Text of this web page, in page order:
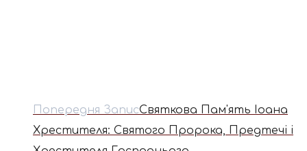
Попередня ЗаписСвяткова Пам'ять Іоана
Хрестителя: Святого Пророка, Предтечі і